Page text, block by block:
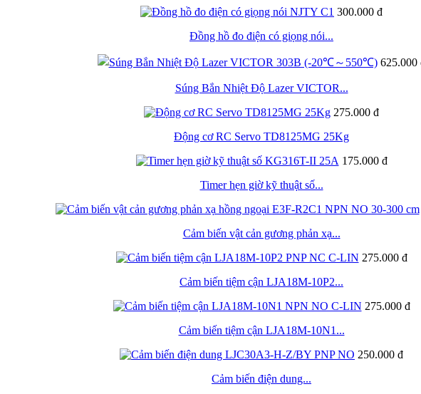
300.000 đ
Đồng hồ đo điện có giọng nói...
625.000
Súng Bắn Nhiệt Độ Lazer VICTOR...
275.000 đ
Động cơ RC Servo TD8125MG 25Kg
175.000 đ
Timer hẹn giờ kỹ thuật số...
Cảm biến vật cản gương phản xạ...
275.000 đ
Cảm biến tiệm cận LJA18M-10P2...
275.000 đ
Cảm biến tiệm cận LJA18M-10N1...
250.000 đ
Cảm biến điện dung...